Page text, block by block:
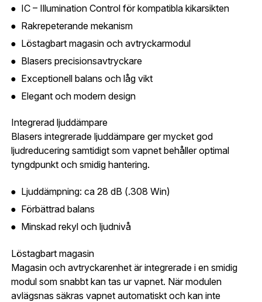
IC – Illumination Control för kompatibla kikarsikten
Rakrepeterande mekanism
Löstagbart magasin och avtryckarmodul
Blasers precisionsavtryckare
Exceptionell balans och låg vikt
Elegant och modern design
Integrerad ljuddämpare
Blasers integrerade ljuddämpare ger mycket god
ljudreducering samtidigt som vapnet behåller optimal
tyngdpunkt och smidig hantering.
Ljuddämpning: ca 28 dB (.308 Win)
Förbättrad balans
Minskad rekyl och ljudnivå
Löstagbart magasin
Magasin och avtryckarenhet är integrerade i en smidig
modul som snabbt kan tas ur vapnet. När modulen
avlägsnas säkras vapnet automatiskt och kan inte
Glömt lösenord?
Skapa konto och handla enklare
Är du företag eller förening?
översikt över dina beställningar och sparade
uppgifter.
Är du en förening eller ett företag? Kontakta
Land:*
E-post:* (kommer bli ditt användarnamn)
Jag godkänner att mina personuppgifter behandlas enligt
GESABspersonuppgiftspolicy.
E-post adress
Jag godkänner att mina uppgifter sparas enligt
integritetspolicyn